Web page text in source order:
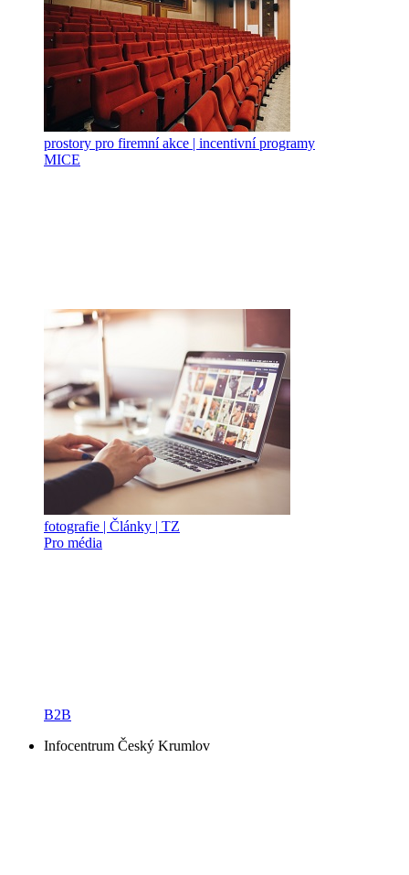
prostory pro firemní akce | incentivní programy
MICE
fotografie | Články | TZ
Pro média
B2B
Infocentrum Český Krumlov